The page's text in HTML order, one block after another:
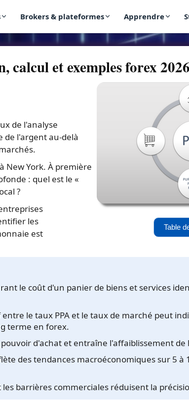
Brokers & plateformes Apprendre
et exemples forex 2026
Table
de l'analyse
de l'argent au-delà
New York. À première
: quel est le «
?
les
est
le coût d'un panier de biens et services
le taux PPA et le taux de marché peut
terme en forex.
d'achat et entraîne l'affaiblissement de
des tendances macroéconomiques sur 5 à
barrières commerciales réduisent la